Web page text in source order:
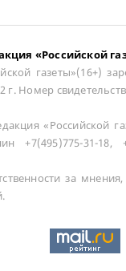
«Российской
газеты»(16+)
г. Номер
«Российской
+7(495)775-31-18,
за